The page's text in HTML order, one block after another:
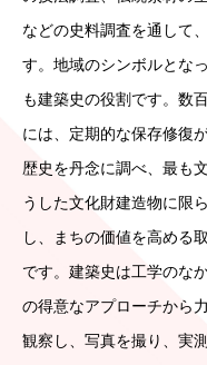
などの史料調査を通して
す。地域のシンボルとな
も建築史の役割です。数
には、定期的な保存修復
歴史を丹念に調べ、最も
うした文化財建造物に限
し、まちの価値を高める
です。建築史は工学のな
の得意なアプローチから
観察し、写真を撮り、実